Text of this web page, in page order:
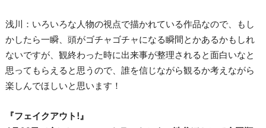
浅川：いろいろな人物の視点で描かれている作品なので、もし
かしたら一瞬、頭がゴチャゴチャになる瞬間とかあるかもしれ
ないですが、観終わった時に出来事が整理されると面白いなと
思ってもらえると思うので、誰を信じながら観るか考えながら
楽しんでほしいと思います！
『フェイクアウト !』